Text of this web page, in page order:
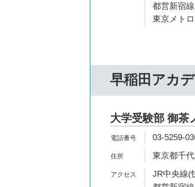
都営新宿
東京メト
早稲田アカ
大学受験部 御茶
03-5259-
東京都千
JR中央線(